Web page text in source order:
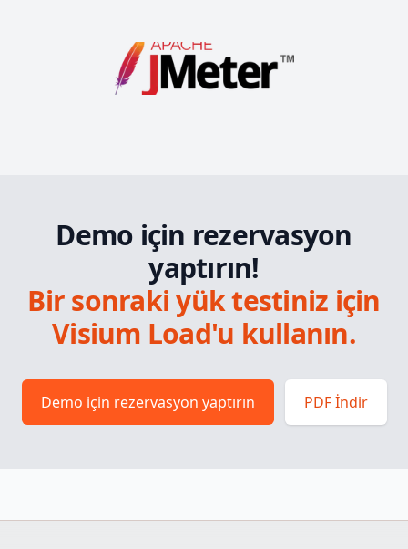
Demo için rezervasyon
yaptırın!
Bir sonraki yük testiniz için
Visium Load'u kullanın.
Demo için rezervasyon yaptırın PDF İndir